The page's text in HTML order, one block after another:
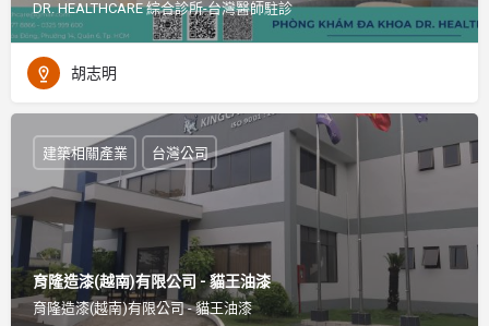
DR. HEALTHCARE 綜合診所-台灣醫師駐診
胡志明
育隆造漆(越南)有限公司 - 貓王油漆
育隆造漆(越南)有限公司 - 貓王油漆
建築相關產業 台灣公司